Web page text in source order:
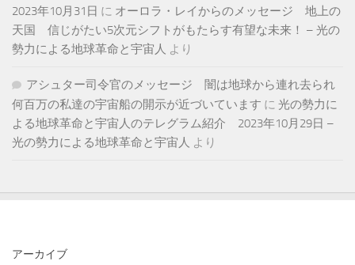
2023年10月31日 に オーロラ・レイからのメッセージ 地上の
天国 信じがたい5次元シフトがもたらす有望な未来！ – 光の
勢力による地球革命と宇宙人 より
アシュター司令官のメッセージ 闇は地球から連れ去られ
何百万の私達の宇宙船の開示が近づいています に 光の勢力に
よる地球革命と宇宙人のテレグラム紹介 2023年10月29日 –
光の勢力による地球革命と宇宙人 より
アーカイブ